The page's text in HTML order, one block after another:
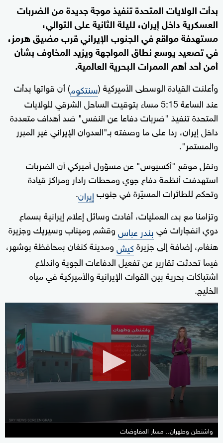
بدأت الولايات المتحدة تنفيذ موجة جديدة من الضربات
العسكرية داخل إيران، لليلة الثانية على التوالي،
مستهدفة مواقع في الجنوب الإيراني قرب مضيق هرمز،
في تصعيد يوسع نطاق المواجهة ويزيد المخاوف بشأن
أمن أحد أهم الممرات البحرية العالمية.
وأعلنت القيادة الوسطى الأميركية (سنتكوم) أن قواتها بدأت
عند الساعة 5:15 مساء بتوقيت الساحل الشرقي للولايات
المتحدة تنفيذ "ضربات دفاعا عن النفس" ضد أهداف متعددة
داخل إيران، ردا على ما وصفته بـ"العدوان الإيراني غير المبرر
والمستمر".
ونقل موقع "أكسيوس" عن مسؤول أميركي أن الضربات
استهدفت أنظمة دفاع جوي ومحطات رادار ومراكز قيادة
وتحكم للطائرات المسيّرة في جنوبإيران.
وتزامنا مع بدء العمليات، أفادت وسائل إعلام إيرانية بسماع
دوي انفجارات فيبندر عباسوقشم وميناب وسيريك وجزيرة
هنغام، إضافة إلى جزيرةكيشومدينة كنغان بمحافظة بوشهر،
فيما تحدثت تقارير عن تفعيل الدفاعات الجوية واندلاع
اشتباكات بحرية بين القوات الإيرانية والأميركية في مياه
الخليج.
minute,
26
seconds
واشنطن وطهران.. مسار المفاوضات